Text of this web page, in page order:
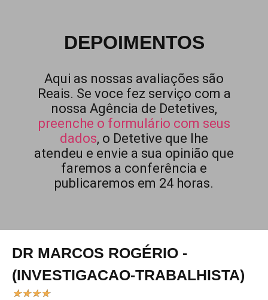
DEPOIMENTOS
Aqui as nossas avaliações são
Reais. Se voce fez serviço com a
nossa Agência de Detetives,
preenche o formulário com seus
dados, o Detetive que lhe
atendeu e envie a sua opinião que
faremos a conferência e
publicaremos em 24 horas.
DR MARCOS ROGÉRIO -
(INVESTIGACAO-TRABALHISTA)
★★★★